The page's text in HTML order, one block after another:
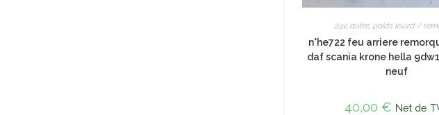
24v, autre, poids lourd /
n°he722 feu arriere
daf scania krone hella
neuf
40,00 € Net de